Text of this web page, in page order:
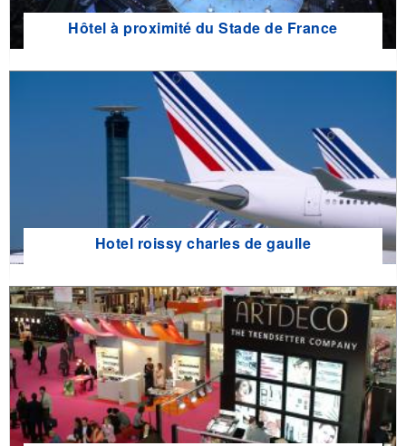
Hôtel à proximité du Stade de France
Hotel roissy charles de gaulle